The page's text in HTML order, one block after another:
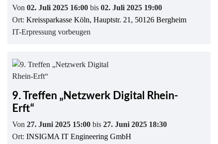
Von 02. Juli 2025 16:00 bis 02. Juli 2025 19:00
Ort: Kreissparkasse Köln, Hauptstr. 21, 50126 Bergheim
IT-Erpressung vorbeugen
9. Treffen „Netzwerk Digital Rhein-
Erft“
Von 27. Juni 2025 15:00 bis 27. Juni 2025 18:30
Ort: INSIGMA IT Engineering GmbH